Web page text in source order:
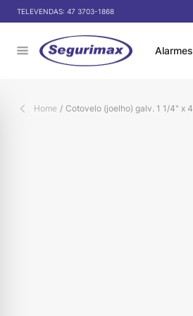
Pular para o conteúdo
TELEVENDAS: 47 3703-1868
DE DESCONTO NO PIX
Home / Cotovelo (joelho) galv. 1 1/4" x